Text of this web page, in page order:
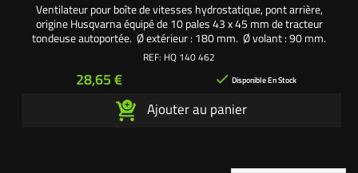
Ventilateur pour boîte de vitesses hydrostatique, pont arrière,
origine Husqvarna équipé de 10 pales 43 x 45 mm de tracteur
tondeuse autoportée. Ø extérieur : 180 mm. Ø volant : 90 mm.
Hauteur volant : 25 mm. Ø alésage : 25,4 mm. Référence origine
: 140462
REF: HQ 140 462
Prix
28,65 €  Disponible En Stock
Ajouter au panier